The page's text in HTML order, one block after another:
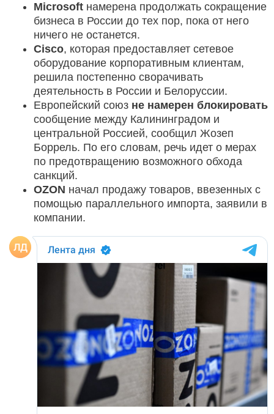
Microsoft намерена продолжать сокращение
бизнеса в России до тех пор, пока от него
ничего не останется.
Cisco, которая предоставляет сетевое
оборудование корпоративным клиентам,
решила постепенно сворачивать
деятельность в России и Белоруссии.
Европейский союз не намерен блокировать
сообщение между Калининградом и
центральной Россией, сообщил Жозеп
Боррель. По его словам, речь идет о мерах
по предотвращению возможного обхода
санкций.
OZON начал продажу товаров, ввезенных с
помощью параллельного импорта, заявили в
компании.